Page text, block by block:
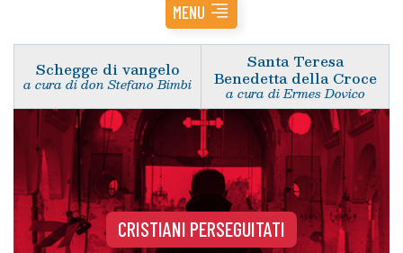
MENU
Schegge di vangelo
a cura di don Stefano Bimbi
Santa Teresa
Benedetta della Croce
a cura di Ermes Dovico
CRISTIANI PERSEGUITATI